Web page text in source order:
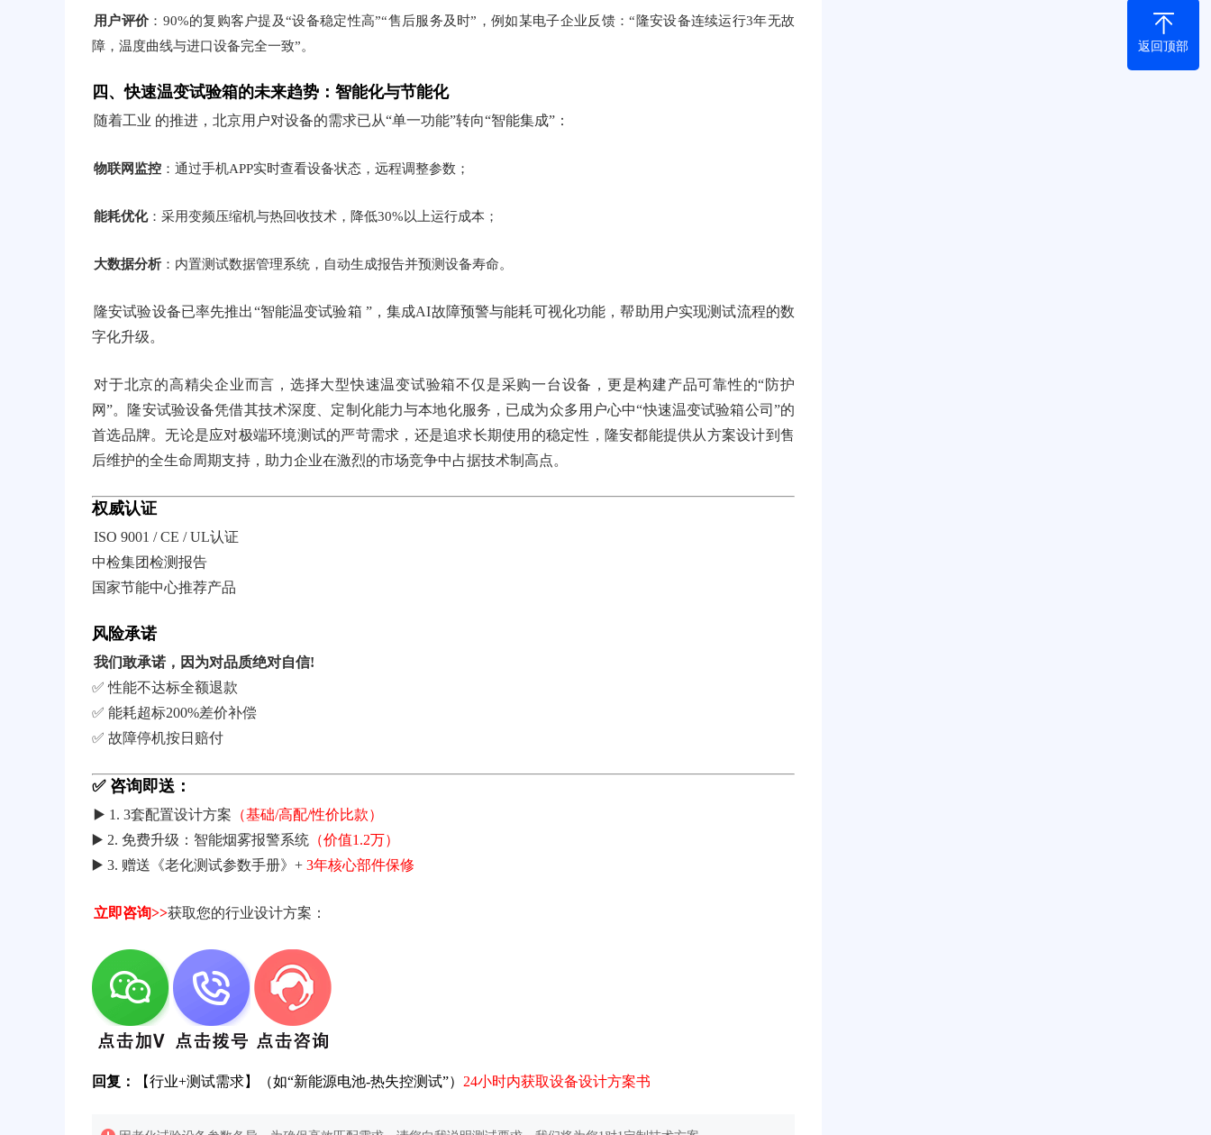
用户评价 ：90%的复购客户提及“设备稳定性高”“售后服务及时”，例如某电子企业反馈：“隆安设备连续运行3年无故
障，温度曲线与进口设备完全一致”。
四、快速温变试验箱的未来趋势：智能化与节能化
随着工业 的推进，北京用户对设备的需求已从“单一功能”转向“智能集成”：
物联网监控 ：通过手机APP实时查看设备状态，远程调整参数；
能耗优化：采用变频压缩机与热回收技术，降低30%以上运行成本；
大数据分析 ：内置测试数据管理系统，自动生成报告并预测设备寿命。
隆安试验设备已率先推出“智能温变试验箱 ”，集成AI故障预警与能耗可视化功能，帮助用户实现测试流程的数
字化升级。
对于北京的高精尖企业而言，选择大型快速温变试验箱不仅是采购一台设备，更是构建产品可靠性的“防护
网”。隆安试验设备凭借其技术深度、定制化能力与本地化服务，已成为众多用户心中“快速温变试验箱公司”的
首选品牌。无论是应对极端环境测试的严苛需求，还是追求长期使用的稳定性，隆安都能提供从方案设计到售
后维护的全生命周期支持，助力企业在激烈的市场竞争中占据技术制高点。
权威认证
ISO 9001 / CE / UL认证
中检集团检测报告
国家节能中心推荐产品
风险承诺
我们敢承诺，因为对品质绝对自信!
✅ 性能不达标全额退款
✅ 能耗超标200%差价补偿
✅ 故障停机按日赔付
✅ 咨询即送：
▶️ 1. 3套配置设计方案 （基础/高配/性价比款）
▶️ 2. 免费升级：智能烟雾报警系统 （价值1.2万）
▶️ 3. 赠送《老化测试参数手册》+ 3年核心部件保修
立即咨询>>获取您的行业设计方案：
回复： 【行业+测试需求】（如“新能源电池-热失控测试”） 24小时内获取设备设计方案书
返回顶部